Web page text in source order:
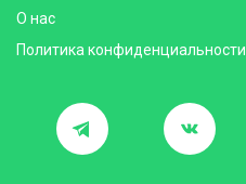
О нас
Политика конфиденциальности